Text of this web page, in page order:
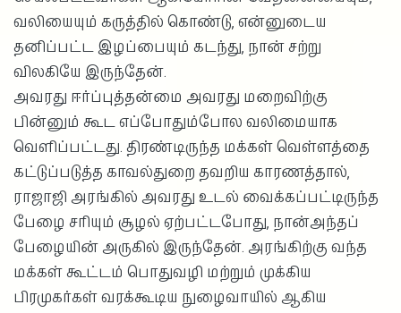
வலியையும் கருத்தில் கொண்டு, என்னுடைய
தனிப்பட்ட இழப்பையும் கடந்து, நான் சற்று
விலகியே இருந்தேன்.
அவரது ஈர்ப்புத்தன்மை அவரது மறைவிற்கு
பின்னும் கூட எப்போதும்போல வலிமையாக
வெளிப்பட்டது. திரண்டிருந்த மக்கள் வெள்ளத்தை
கட்டுப்படுத்த காவல்துறை தவறிய காரணத்தால்,
ராஜாஜி அரங்கில் அவரது உடல் வைக்கப்பட்டிருந்த
பேழை சரியும் சூழல் ஏற்பட்டபோது, நான்அந்தப்
பேழையின் அருகில் இருந்தேன். அரங்கிற்கு வந்த
மக்கள் கூட்டம் பொதுவழி மற்றும் முக்கிய
பிரமுகர்கள் வரக்கூடிய நுழைவாயில் ஆகிய